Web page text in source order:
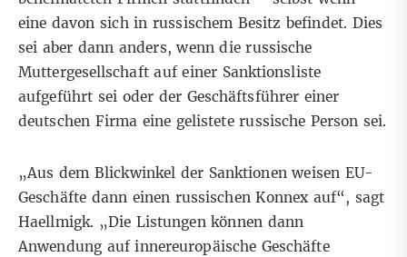
eine davon sich in russischem Besitz befindet. Dies
sei aber dann anders, wenn die russische
Muttergesellschaft auf einer Sanktionsliste
aufgeführt sei oder der Geschäftsführer einer
deutschen Firma eine gelistete russische Person sei.
„Aus dem Blickwinkel der Sanktionen weisen EU-
Geschäfte dann einen russischen Konnex auf“, sagt
Haellmigk. „Die Listungen können dann
Anwendung auf innereuropäische Geschäfte